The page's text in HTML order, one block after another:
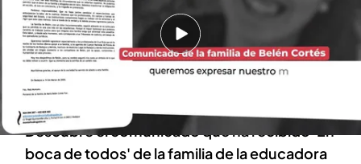
14 MAR 2025 - 14:37h.
Belén antes de ser asesinada habló con el
padre de uno de los menores detenidos por su
muerte
Descubre el comunicado que ha recibido 'En
boca de todos' de la familia de la educadora